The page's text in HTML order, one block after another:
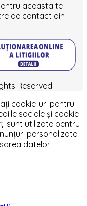
aceasta te
de contact din
Reserved.
cookie-uri pentru
sociale și cookie-
sunt utilizate pentru
personalizate.
datelor